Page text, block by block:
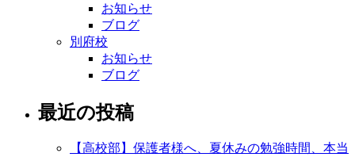
お知らせ
ブログ
別府校
お知らせ
ブログ
最近の投稿
【高校部】保護者様へ、夏休みの勉強時間、本当